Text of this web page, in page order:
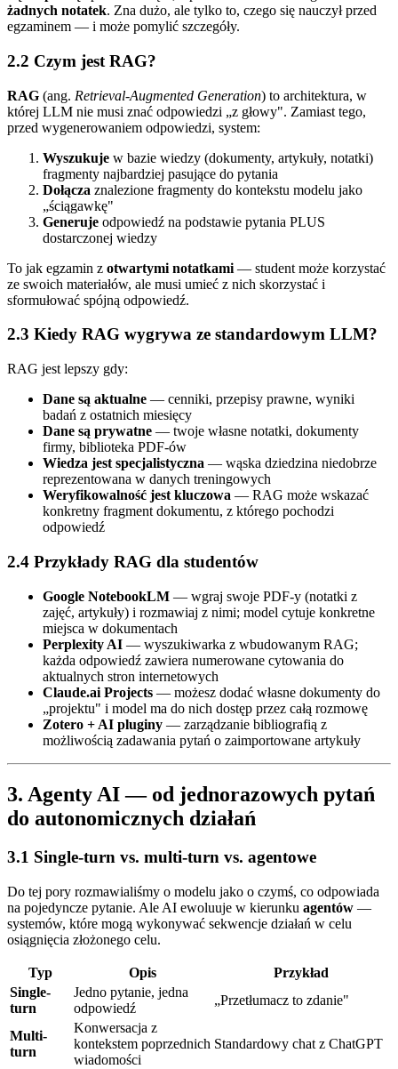
żadnych notatek. Zna dużo, ale tylko to, czego się nauczył przed
egzaminem — i może pomylić szczegóły.
2.2 Czym jest RAG?
RAG (ang. Retrieval-Augmented Generation) to architektura, w
której LLM nie musi znać odpowiedzi „z głowy". Zamiast tego,
przed wygenerowaniem odpowiedzi, system:
Wyszukuje w bazie wiedzy (dokumenty, artykuły, notatki)
fragmenty najbardziej pasujące do pytania
Dołącza znalezione fragmenty do kontekstu modelu jako
„ściągawkę"
Generuje odpowiedź na podstawie pytania PLUS
dostarczonej wiedzy
To jak egzamin z otwartymi notatkami — student może korzystać
ze swoich materiałów, ale musi umieć z nich skorzystać i
sformułować spójną odpowiedź.
2.3 Kiedy RAG wygrywa ze standardowym LLM?
RAG jest lepszy gdy:
Dane są aktualne — cenniki, przepisy prawne, wyniki
badań z ostatnich miesięcy
Dane są prywatne — twoje własne notatki, dokumenty
firmy, biblioteka PDF-ów
Wiedza jest specjalistyczna — wąska dziedzina niedobrze
reprezentowana w danych treningowych
Weryfikowalność jest kluczowa — RAG może wskazać
konkretny fragment dokumentu, z którego pochodzi
odpowiedź
2.4 Przykłady RAG dla studentów
Google NotebookLM — wgraj swoje PDF-y (notatki z
zajęć, artykuły) i rozmawiaj z nimi; model cytuje konkretne
miejsca w dokumentach
Perplexity AI — wyszukiwarka z wbudowanym RAG;
każda odpowiedź zawiera numerowane cytowania do
aktualnych stron internetowych
Claude.ai Projects — możesz dodać własne dokumenty do
„projektu" i model ma do nich dostęp przez całą rozmowę
Zotero + AI pluginy — zarządzanie bibliografią z
możliwością zadawania pytań o zaimportowane artykuły
3. Agenty AI — od jednorazowych pytań
do autonomicznych działań
3.1 Single-turn vs. multi-turn vs. agentowe
Do tej pory rozmawialiśmy o modelu jako o czymś, co odpowiada
na pojedyncze pytanie. Ale AI ewoluuje w kierunku agentów —
systemów, które mogą wykonywać sekwencje działań w celu
osiągnięcia złożonego celu.
Typ Opis
Przykład
Single-
turn
Jedno pytanie, jedna
odpowiedź
„Przetłumacz to zdanie"
Multi-
turn
Konwersacja z
kontekstem poprzednich
wiadomości
Standardowy chat z ChatGPT